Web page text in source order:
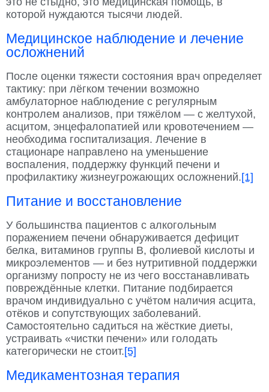
которой нуждаются тысячи людей.
Медицинское наблюдение и лечение
осложнений
После оценки тяжести состояния врач определяет
тактику: при лёгком течении возможно
амбулаторное наблюдение с регулярным
контролем анализов, при тяжёлом — с желтухой,
асцитом, энцефалопатией или кровотечением —
необходима госпитализация. Лечение в
стационаре направлено на уменьшение
воспаления, поддержку функций печени и
профилактику жизнеугрожающих осложнений.[1]
Питание и восстановление
У большинства пациентов с алкогольным
поражением печени обнаруживается дефицит
белка, витаминов группы B, фолиевой кислоты и
микроэлементов — и без нутритивной поддержки
организму попросту не из чего восстанавливать
повреждённые клетки. Питание подбирается
врачом индивидуально с учётом наличия асцита,
отёков и сопутствующих заболеваний.
Самостоятельно садиться на жёсткие диеты,
устраивать «чистки печени» или голодать
категорически не стоит.[5]
Медикаментозная терапия